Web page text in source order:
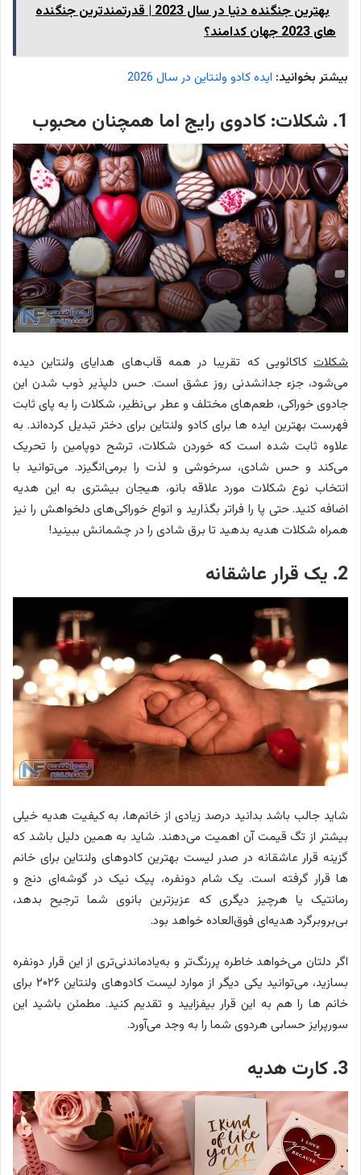
بهترین جنگنده دنیا در سال 2023 | قدرتمندترین جنگنده
های 2023 جهان کدامند؟
بیشتر بخوانید: ایده کادو ولنتاین در سال 2026
1. شکلات: کادوی رایج اما همچنان محبوب
شکلات کاکائویی که تقریبا در همه قاب‌های هدایای ولنتاین دیده
می‌شود، جزء جدانشدنی روز عشق است. حس دلپذیر ذوب شدن این
جادوی خوراکی، طعم‌های مختلف و عطر بی‌نظیر، شکلات را به پای ثابت
فهرست بهترین ایده ها برای کادو ولنتاین برای دختر تبدیل کرده‌اند. به
علاوه ثابت شده است که خوردن شکلات، ترشح دوپامین را تحریک
می‌کند و حس شادی، سرخوشی و لذت را برمی‌انگیزد. می‌توانید با
انتخاب نوع شکلات مورد علاقه بانو، هیجان بیشتری به این هدیه
اضافه کنید. حتی پا را فراتر بگذارید و انواع خوراکی‌های دلخواهش را نیز
همراه شکلات هدیه بدهید تا برق شادی را در چشمانش ببینید!
2. یک قرار عاشقانه
شاید جالب باشد بدانید درصد زیادی از خانم‌ها، به کیفیت هدیه خیلی
بیشتر از تگ قیمت آن اهمیت می‌دهند. شاید به همین دلیل باشد که
گزینه قرار عاشقانه در صدر لیست بهترین کادوهای ولنتاین برای خانم
ها قرار گرفته است. یک شام دونفره، پیک نیک در گوشه‌ای دنج و
رمانتیک یا هرچیز دیگری که عزیزترین بانوی شما ترجیح بدهد،
بی‌بروبرگرد هدیه‌ای فوق‌العاده خواهد بود.
اگر دلتان می‌خواهد خاطره پررنگ‌تر و به‌یادماندنی‌تری از این قرار دونفره
بسازید، می‌توانید یکی دیگر از موارد لیست کادوهای ولنتاین ۲۰۲۶ برای
خانم ها را هم به این قرار بیفزایید و تقدیم کنید. مطمئن باشید این
سورپرایز حسابی هردوی شما را به وجد می‌آورد.
3. کارت هدیه